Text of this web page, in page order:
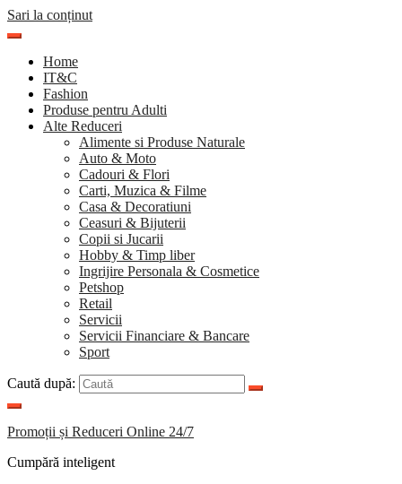
Sari la conținut
Home
IT&C
Fashion
Produse pentru Adulti
Alte Reduceri
Alimente si Produse Naturale
Auto & Moto
Cadouri & Flori
Carti, Muzica & Filme
Casa & Decoratiuni
Ceasuri & Bijuterii
Copii si Jucarii
Hobby & Timp liber
Ingrijire Personala & Cosmetice
Petshop
Retail
Servicii
Servicii Financiare & Bancare
Sport
Caută după:
Promoții și Reduceri Online 24/7
Cumpără inteligent